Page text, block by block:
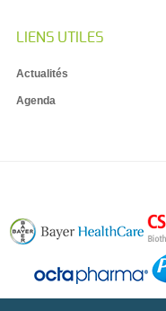
LIENS UTILES
Actualités
Agenda